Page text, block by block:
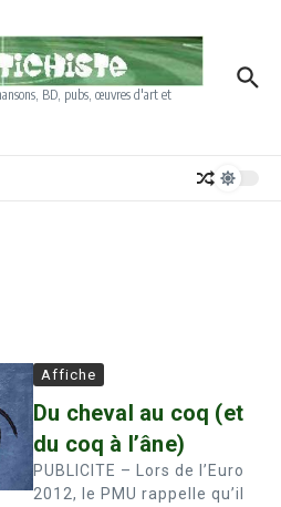
BD, pubs, œuvres d'art et
Affiche
Du cheval au coq (et
du coq à l’âne)
PUBLICITE – Lors de l’Euro
2012, le PMU rappelle qu’il